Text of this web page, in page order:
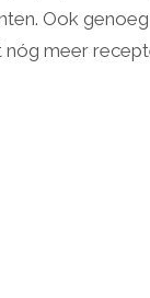
Ook
nóg meer